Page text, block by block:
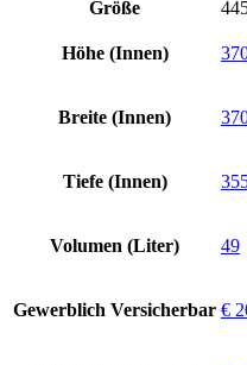
Größe
Höhe (Innen)
Breite (Innen)
Tiefe (Innen)
Volumen (Liter) 49
Gewerblich Versicherbar €